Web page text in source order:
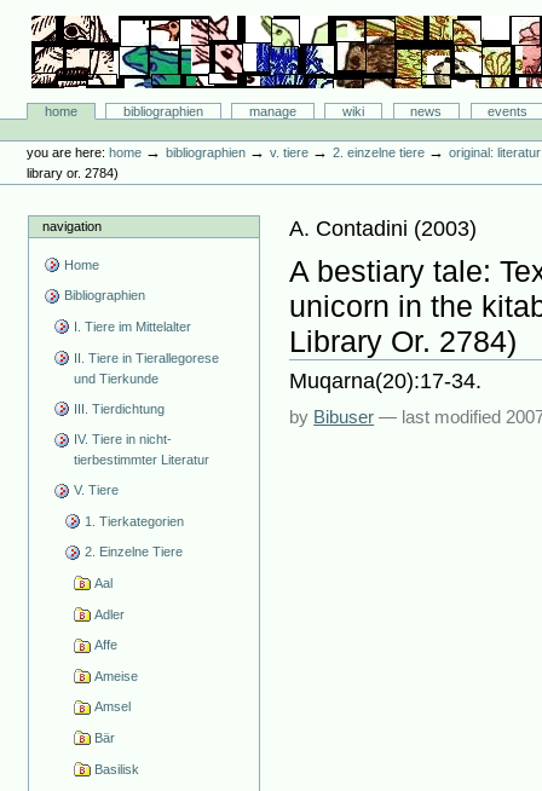
content.
navigation
Bibliographie-Portal
Sectionshome bibliographien manage wiki news
events
tools
you are here: home →bibliographien →v. tiere →2. einzelne tiere →original:
library or. 2784)
navigation
Home
Bibliographien
I. Tiere im Mittelalter
II. Tiere in Tierallegorese
und Tierkunde
III. Tierdichtung
IV. Tiere in nicht-
tierbestimmter Literatur
V. Tiere
1. Tierkategorien
2. Einzelne Tiere
Aal
Adler
Affe
Ameise
Amsel
Bär
Basilisk
A. Contadini (2003)
A bestiary tale:
unicorn in the
Library Or. 2784)
Muqarna(20):17-34.
by Bibuser — last modified